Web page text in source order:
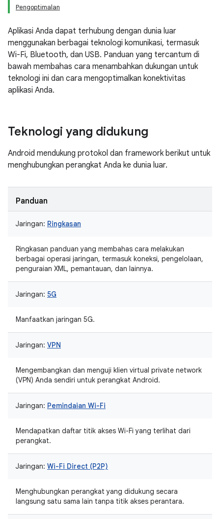
Pengoptimalan
Aplikasi Anda dapat terhubung dengan dunia luar
menggunakan berbagai teknologi komunikasi, termasuk
Wi-Fi, Bluetooth, dan USB. Panduan yang tercantum di
bawah membahas cara menambahkan dukungan untuk
teknologi ini dan cara mengoptimalkan konektivitas
aplikasi Anda.
Teknologi yang didukung
Android mendukung protokol dan framework berikut untuk
menghubungkan perangkat Anda ke dunia luar.
Panduan
Jaringan: Ringkasan
Ringkasan panduan yang membahas cara melakukan
berbagai operasi jaringan, termasuk koneksi, pengelolaan,
penguraian XML, pemantauan, dan lainnya.
Jaringan: 5G
Manfaatkan jaringan 5G.
Jaringan: VPN
Mengembangkan dan menguji klien virtual private network
(VPN) Anda sendiri untuk perangkat Android.
Jaringan: Pemindaian Wi-Fi
Mendapatkan daftar titik akses Wi-Fi yang terlihat dari
perangkat.
Jaringan: Wi-Fi Direct (P2P)
Menghubungkan perangkat yang didukung secara
langsung satu sama lain tanpa titik akses perantara.